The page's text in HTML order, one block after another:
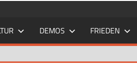
DEMOS FRIEDEN